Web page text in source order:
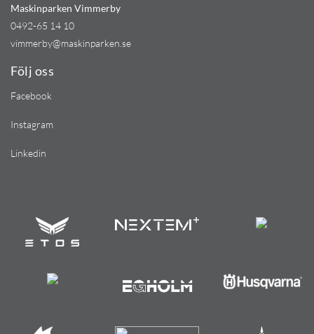
Maskinparken Vimmerby
0492-65 14 10
vimmerby@maskinparken.se
Följ oss
Facebook
Instagram
Linkedin